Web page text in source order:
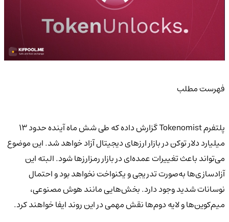
فهرست مطلب
پلتفرم Tokenomist گزارش داده که طی شش ماه آینده حدود ۱۳
میلیارد دلار توکن در بازار ارزهای دیجیتال آزاد خواهد شد. این موضوع
می‌تواند باعث تغییرات عمده‌ای در بازار رمزارزها شود. البته این
آزادسازی‌ها به‌صورت تدریجی و یکنواخت نخواهد بود و احتمال
نوسانات شدید وجود دارد. بخش‌هایی مانند هوش مصنوعی،
میم‌کوین‌ها و لایه دوم‌ها نقش مهمی در این روند ایفا خواهند کرد.